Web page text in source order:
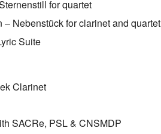
for quartet
– Nebenstück for clarinet and quartet
Suite
Clarinet
SACRe, PSL & CNSMDP